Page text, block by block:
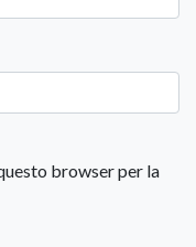
browser per la